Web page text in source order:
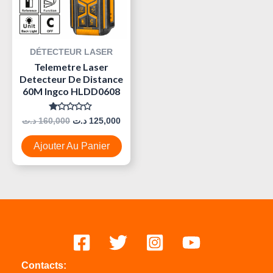
DÉTECTEUR LASER
Telemetre Laser
Detecteur De Distance
60M Ingco HLDD0608
Note
0
Sur
5
160,000 د.ت 125,000 د.ت
Ajouter Au Panier
Contacts: